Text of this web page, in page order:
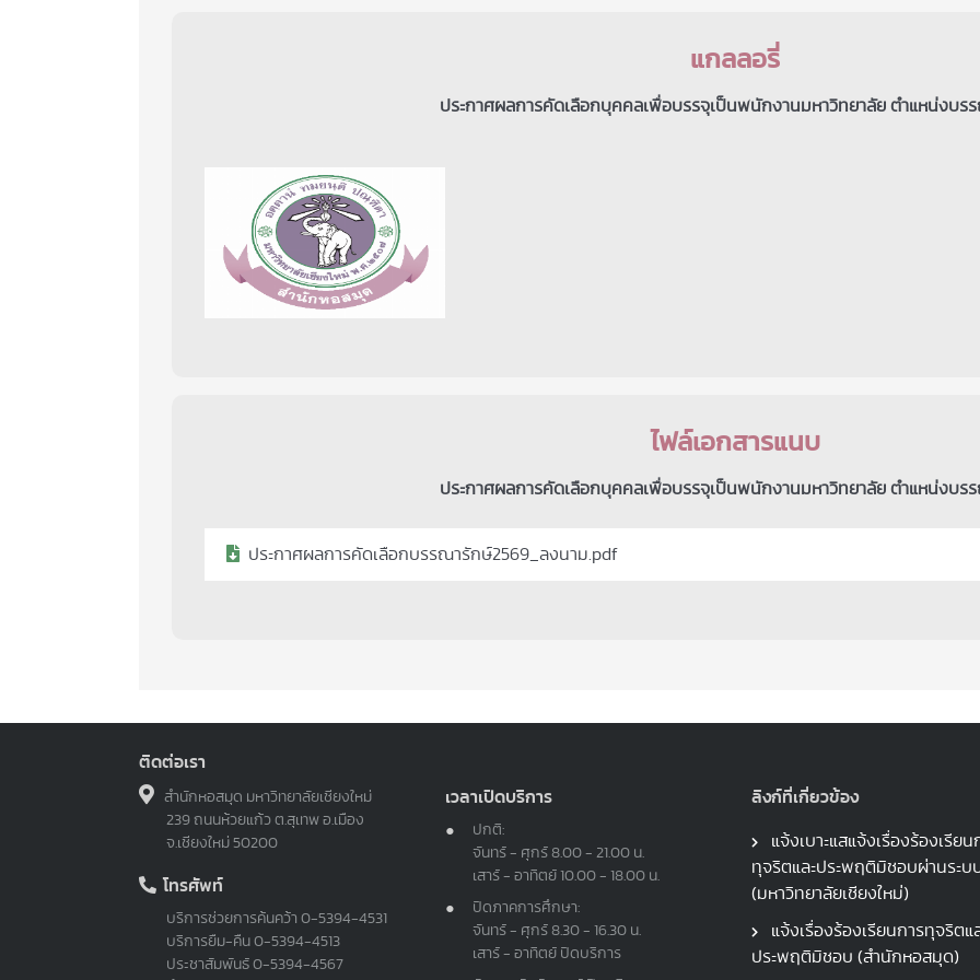
แกลลอรี่
ประกาศผลการคัดเลือกบุคคลเพื่อบรรจุเป็นพนักงานมหาวิทยาลัย ตำแหน่งบร
ไฟล์เอกสารแนบ
ประกาศผลการคัดเลือกบุคคลเพื่อบรรจุเป็นพนักงานมหาวิทยาลัย ตำแหน่งบร
ประกาศผลการคัดเลือกบรรณารักษ์2569_ลงนาม.pdf
ติดต่อเรา
สำนักหอสมุด มหาวิทยาลัยเชียงใหม่
239 ถนนห้วยแก้ว ต.สุเทพ อ.เมือง
จ.เชียงใหม่ 50200
โทรศัพท์
บริการช่วยการค้นคว้า 0-5394-4531
บริการยืม-คืน 0-5394-4513
ประชาสัมพันธ์ 0-5394-4567
เวลาเปิดบริการ
ปกติ:
จันทร์ - ศุกร์ 8.00 - 21.00 น.
เสาร์ - อาทิตย์ 10.00 - 18.00 น.
ปิดภาคการศึกษา:
จันทร์ - ศุกร์ 8.30 - 16.30 น.
เสาร์ - อาทิตย์ ปิดบริการ
ลิงก์ที่เกี่ยวข้อง
แจ้งเบาะแสแจ้งเรื่องร้องเรียน
ทุจริตและประพฤติมิชอบผ่านระบ
(มหาวิทยาลัยเชียงใหม่)
แจ้งเรื่องร้องเรียนการทุจริตแ
ประพฤติมิชอบ (สำนักหอสมุด)